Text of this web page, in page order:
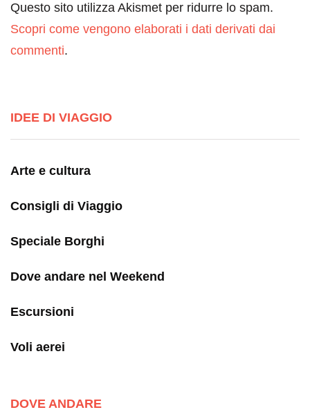
Questo sito utilizza Akismet per ridurre lo spam.
Scopri come vengono elaborati i dati derivati dai
commenti.
IDEE DI VIAGGIO
Arte e cultura
Consigli di Viaggio
Speciale Borghi
Dove andare nel Weekend
Escursioni
Voli aerei
DOVE ANDARE